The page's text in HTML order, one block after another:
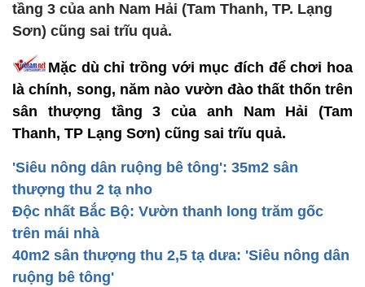
tầng 3 của anh Nam Hải (Tam Thanh, TP. Lạng
Sơn) cũng sai trĩu quả.
Mặc dù chỉ trồng với mục đích để chơi hoa
là chính, song, năm nào vườn đào thất thốn trên
sân thượng tầng 3 của anh Nam Hải (Tam
Thanh, TP Lạng Sơn) cũng sai trĩu quả.
'Siêu nông dân ruộng bê tông': 35m2 sân
thượng thu 2 tạ nho
Độc nhất Bắc Bộ: Vườn thanh long trăm gốc
trên mái nhà
40m2 sân thượng thu 2,5 tạ dưa: 'Siêu nông dân
ruộng bê tông'